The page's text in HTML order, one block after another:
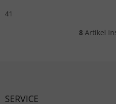
41
8 Artikel
SERVICE